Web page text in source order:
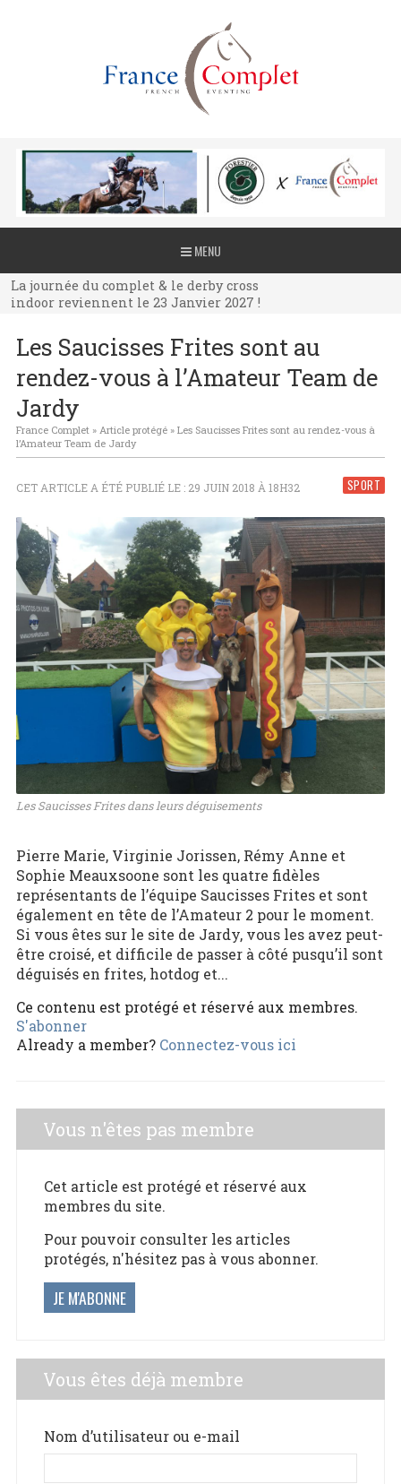
MENU
La journée du complet & le derby cross
indoor reviennent le 23 Janvier 2027 !
La journée du complet & le derby cross
indoor reviennent le 23 Janvier 2027 !
indoor reviennent le 23 Janvier 2027 !
Les Saucisses Frites sont au
rendez-vous à l’Amateur Team de
Jardy
France Complet» Article protégé» Les Saucisses Frites sont au rendez-vous à
l’Amateur Team de Jardy
SPORT
CET ARTICLE A ÉTÉ PUBLIÉ LE : 29 JUIN 2018 À 18H32
Les Saucisses Frites dans leurs déguisements
Pierre Marie, Virginie Jorissen, Rémy Anne et
Sophie Meauxsoone sont les quatre fidèles
représentants de l’équipe Saucisses Frites et sont
également en tête de l’Amateur 2 pour le moment.
Si vous êtes sur le site de Jardy, vous les avez peut-
être croisé, et difficile de passer à côté pusqu’il sont
déguisés en frites, hotdog et...
Ce contenu est protégé et réservé aux membres.
S'abonner
Already a member? Connectez-vous ici
Vous n'êtes pas membre
Cet article est protégé et réservé aux
membres du site.
Pour pouvoir consulter les articles
protégés, n'hésitez pas à vous abonner.
JE M'ABONNE
Vous êtes déjà membre
Nom d’utilisateur ou e-mail